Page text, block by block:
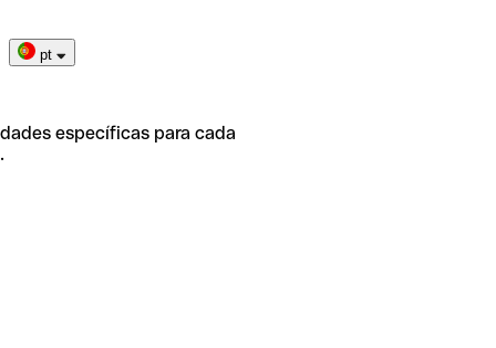
pt
específicas para cada